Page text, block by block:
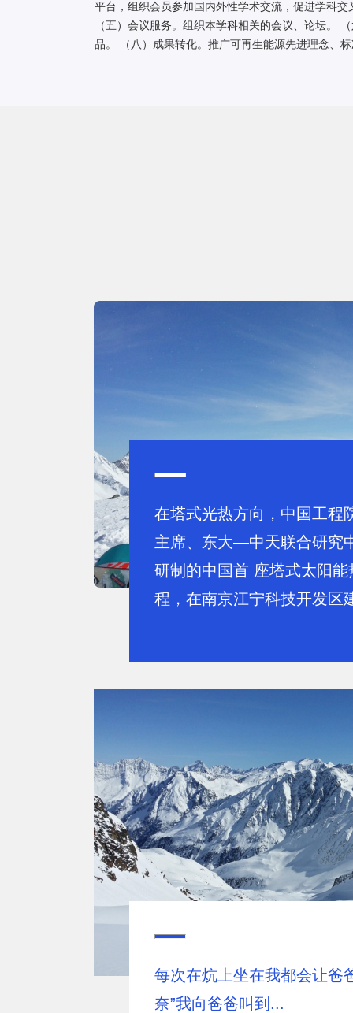
平台，组织会员参加国内外性学术交流，促进学科
（五）会议服务。组织本学科相关的会议、论坛。
品。 （八）成果转化。推广可再生能源先进理念、
在塔式光热方向，中国工程
主席、东大—中天联合研究
研制的中国首 座塔式太阳
程，在南京江宁科技开发区
每次在炕上坐在我都会让爸
奈”我向爸爸叫到...